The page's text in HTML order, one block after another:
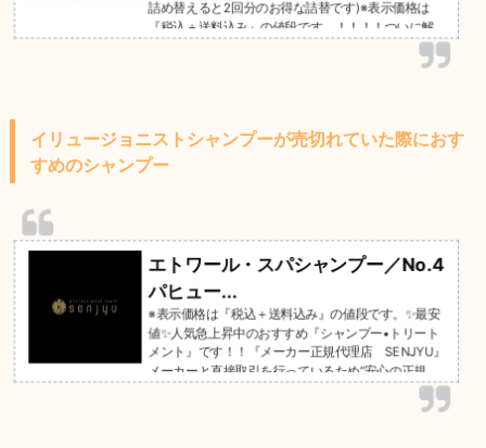
詰め替えると2回分のお得な詰替です)※表示価格は
『税込＋送料込み』の値段です。！！！！ついに解
禁！！！！！※1ヶ月限定販売ですので数に限りがござ
いますーーーーーーーーーーーーーーーーーーーーー
の事に立ち返り、地肌をスキンケアするように大切に
洗い、健やかに保つこと。...
イリュージョニストシャンプーが売切れていた際におす
すめのシャンプー
エトワール・スパシャンプー／No.4
パヒュー...
※表示価格は『税込＋送料込み』の値段です。✨最安
値✨人気急上昇中のおすすめ『シャンプー•トリート
メント』です！！『メーカー正規代理店 SENJYU』
メーカーと直接取引を行っているため”安心の正規
品”になっております。※こちらの商品は通常発送商品
です。ご自宅まで発送いたします。ーーーーーーーー